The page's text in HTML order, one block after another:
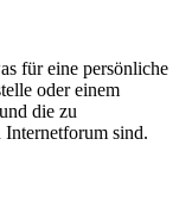
für eine persönliche
oder einem
die zu
Internetforum sind.